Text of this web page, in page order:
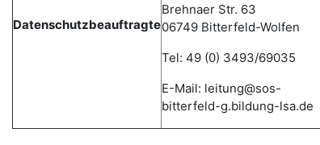
Datenschutzbeauftragte
Brehnaer Str. 63
06749 Bitterfeld-Wolfen
Tel: 49 (0) 3493/69035
E-Mail: leitung@sos-
bitterfeld-g.bildung-lsa.de